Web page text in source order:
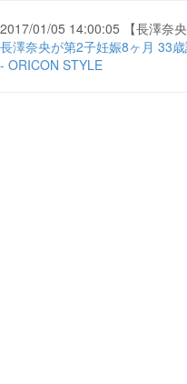
2017/01/05 14:00:05 【長澤奈央
長澤奈央が第2子妊娠8ヶ月 33
- ORICON STYLE